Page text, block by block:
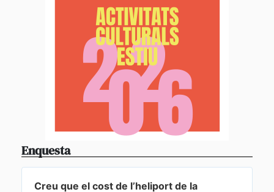
Enquesta
Creu que el cost de l’heliport de la